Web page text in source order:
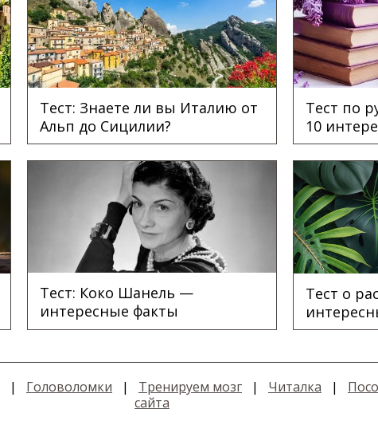
Тест: Знаете ли вы Италию от
Альп до Сицилии?
Тест по
10
Тест: Коко Шанель —
интересные факты
Тест о
| Головоломки | Тренируем мозг | Читалка |
сайта